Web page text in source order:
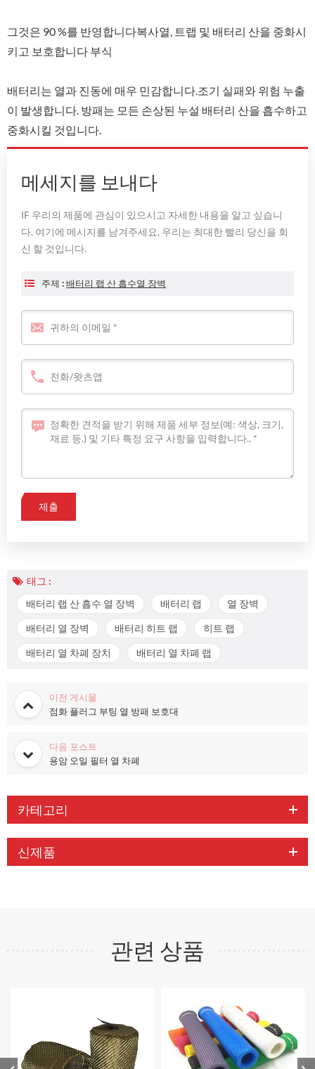
그것은 90 %를 반영합니다복사열, 트랩 및 배터리 산을 중화시
키고 보호합니다 부식
배터리는 열과 진동에 매우 민감합니다.조기 실패와 위험 누출
이 발생합니다. 방패는 모든 손상된 누설 배터리 산을 흡수하고
중화시킬 것입니다.
메세지를 보내다
IF 우리의 제품에 관심이 있으시고 자세한 내용을 알고 싶습니
다. 여기에 메시지를 남겨주세요, 우리는 최대한 빨리 당신을 회
신 할 것입니다.
주제 :배터리 랩 산 흡수열 장벽
태그 :
배터리 랩 산 흡수 열 장벽
배터리 랩 열 장벽
배터리 열 장벽 배터리 히트 랩 히트 랩
배터리 열 차폐 장치 배터리 열 차폐 랩
이전 게시물
점화 플러그 부팅 열 방패 보호대
다음 포스트
용암 오일 필터 열 차폐
카테고리
신제품
관련 상품